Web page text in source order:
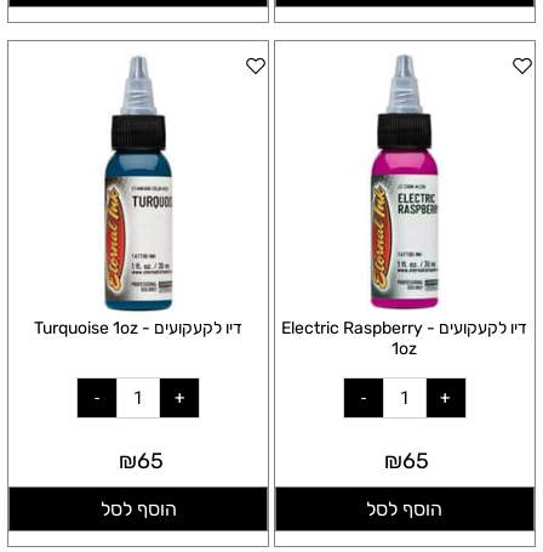
דיו לקעקועים - Electric Raspberry
1oz
₪65
הוסף לסל
דיו לקעקועים - Turquoise 1oz
₪65
הוסף לסל